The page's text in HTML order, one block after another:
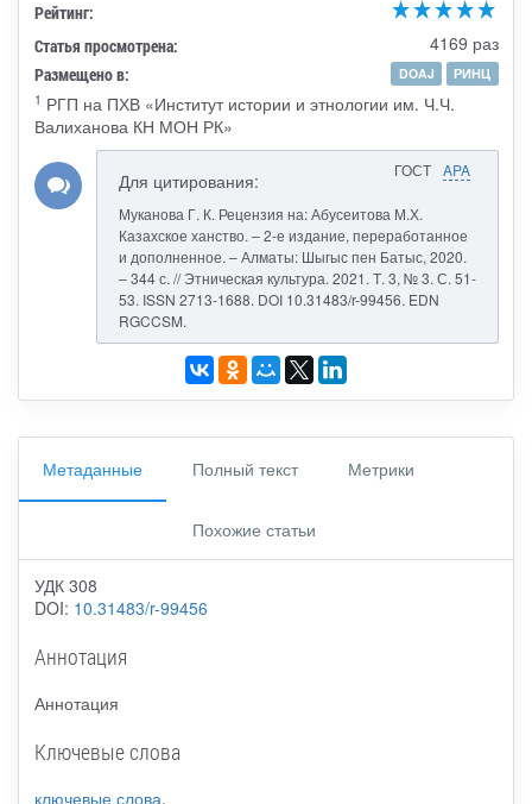
Рейтинг:
Статья просмотрена:
4169 раз
Размещено в: DOAJ
РИНЦ
1 РГП на ПХВ «Институт истории и этнологии им. Ч.Ч.
Валиханова КН МОН РК»
ГОСТ APA
Для цитирования:
Муканова Г. К. Рецензия на: Абусеитова М.Х.
Казахское ханство. – 2-е издание, переработанное
и дополненное. – Алматы: Шыгыс пен Батыс, 2020.
– 344 с. // Этническая культура. 2021. Т. 3, № 3. С. 51-
53. ISSN 2713-1688. DOI 10.31483/r-99456. EDN
RGCCSM.
Метаданные Полный текст Метрики
Похожие статьи
УДК 308
DOI: 10.31483/r-99456
Аннотация
Аннотация
Ключевые слова
ключевые слова.